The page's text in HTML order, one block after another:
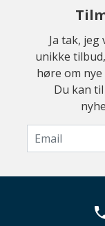
Ja tak,
unikke
høre om
Du kan